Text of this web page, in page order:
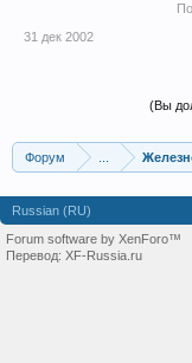
31 дек 2002
(Вы
Форум
Russian (RU)
Forum software by XenForo™
Перевод: XF-Russia.ru